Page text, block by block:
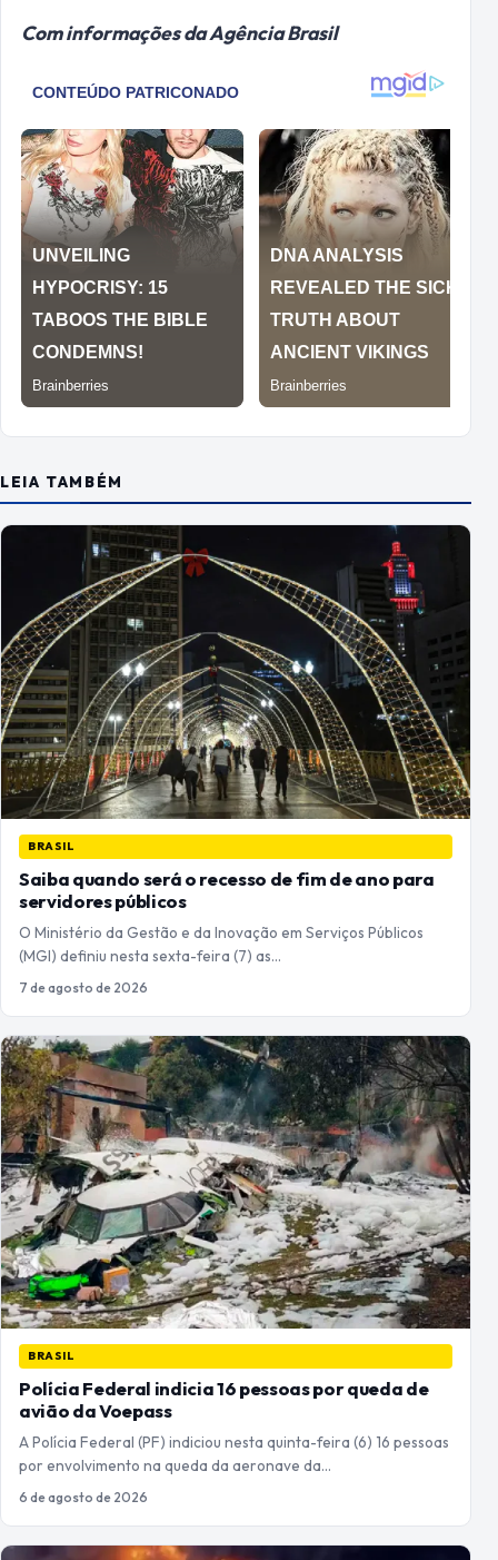
Com informações da Agência Brasil
LEIA TAMBÉM
BRASIL
Saiba quando será o recesso de fim de ano para
servidores públicos
O Ministério da Gestão e da Inovação em Serviços Públicos
(MGI) definiu nesta sexta-feira (7) as…
7 de agosto de 2026
BRASIL
Polícia Federal indicia 16 pessoas por queda de
avião da Voepass
A Polícia Federal (PF) indiciou nesta quinta-feira (6) 16 pessoas
por envolvimento na queda da aeronave da…
6 de agosto de 2026